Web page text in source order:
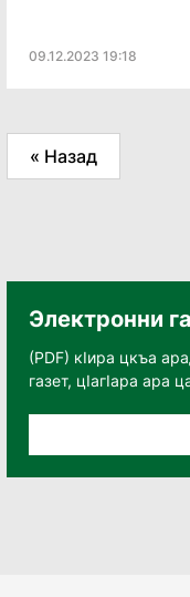
09.12.2023 19:18
« Назад
Электронни
(PDF) кӀира цкъа
газет, цӀагӀара ара